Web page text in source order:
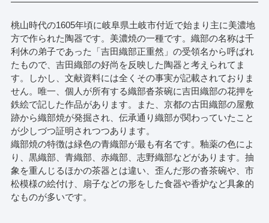
桃山時代の1605年頃に岐阜県土岐市付近で始まり主に美濃地
方で作られた陶器です。美濃焼の一種です。織部の名称は千
利休の弟子であった「吉田織部正重然」の受領名から呼ばれ
たもので、吉田織部の好尚を反映した陶器と考えられてま
す。しかし、文献資料には全くその事実が記載されておりま
せん。唯一、個人が所有する織部沓茶碗に吉田織部の花押を
鉄絵で記した作品があります。また、京都の古田織部の屋敷
跡から織部焼が発掘され、伝承通り織部が関わっていたこと
が少しづつ証明されつつあります。
織部焼の特徴は緑色の青織部が最も有名です。釉薬の色によ
り、黒織部、青織部、赤織部、志野織部などがあります。抽
象を重んじるほかの茶器とは違い、歪んだ形の沓茶碗や、市
松模様の絵付け、扇子などの形をした食器や香炉など具象的
なものが多いです。